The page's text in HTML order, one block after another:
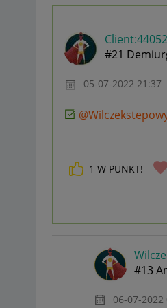
#21 Demiurg
‎05-07-2022 21:37
1 W PUNKT!
#13
‎06-07-2022